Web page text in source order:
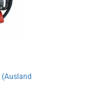
(Ausland